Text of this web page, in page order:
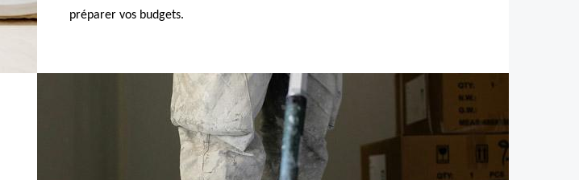
préparer vos budgets.